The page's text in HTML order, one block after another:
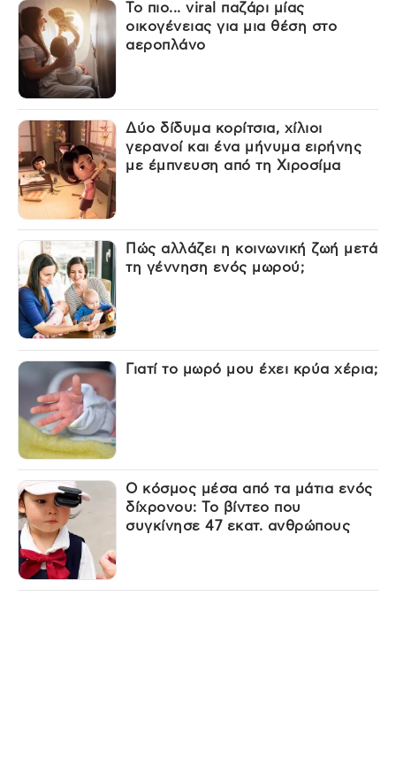
Το πιο... viral παζάρι μίας
οικογένειας για μια θέση στο
αεροπλάνο
Δύο δίδυμα κορίτσια, χίλιοι
γερανοί και ένα μήνυμα ειρήνης
με έμπνευση από τη Χιροσίμα
Πώς αλλάζει η κοινωνική ζωή μετά
τη γέννηση ενός μωρού;
Γιατί το μωρό μου έχει κρύα χέρια;
Ο κόσμος μέσα από τα μάτια ενός
δίχρονου: Το βίντεο που
συγκίνησε 47 εκατ. ανθρώπους